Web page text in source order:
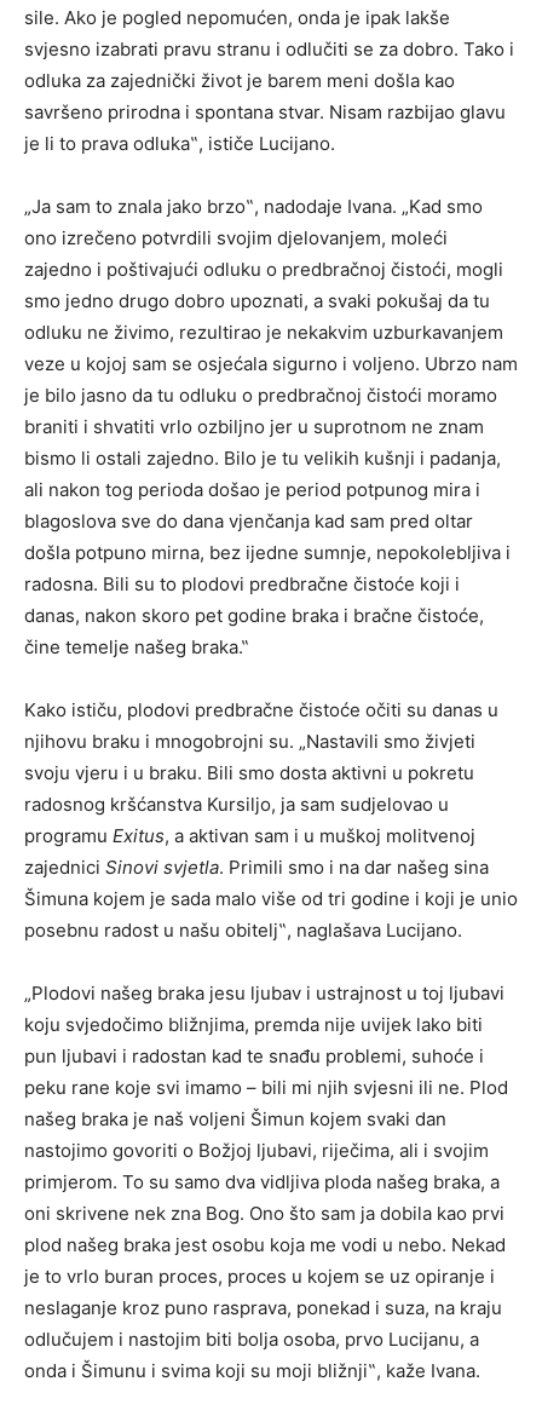
sile. Ako je pogled nepomućen, onda je ipak lakše
svjesno izabrati pravu stranu i odlučiti se za dobro. Tako i
odluka za zajednički život je barem meni došla kao
savršeno prirodna i spontana stvar. Nisam razbijao glavu
je li to prava odluka‟, ističe Lucijano.
„Ja sam to znala jako brzo‟, nadodaje Ivana. „Kad smo
ono izrečeno potvrdili svojim djelovanjem, moleći
zajedno i poštivajući odluku o predbračnoj čistoći, mogli
smo jedno drugo dobro upoznati, a svaki pokušaj da tu
odluku ne živimo, rezultirao je nekakvim uzburkavanjem
veze u kojoj sam se osjećala sigurno i voljeno. Ubrzo nam
je bilo jasno da tu odluku o predbračnoj čistoći moramo
braniti i shvatiti vrlo ozbiljno jer u suprotnom ne znam
bismo li ostali zajedno. Bilo je tu velikih kušnji i padanja,
ali nakon tog perioda došao je period potpunog mira i
blagoslova sve do dana vjenčanja kad sam pred oltar
došla potpuno mirna, bez ijedne sumnje, nepokolebljiva i
radosna. Bili su to plodovi predbračne čistoće koji i
danas, nakon skoro pet godine braka i bračne čistoće,
čine temelje našeg braka.‟
Kako ističu, plodovi predbračne čistoće očiti su danas u
njihovu braku i mnogobrojni su. „Nastavili smo živjeti
svoju vjeru i u braku. Bili smo dosta aktivni u pokretu
radosnog kršćanstva Kursiljo, ja sam sudjelovao u
programu Exitus, a aktivan sam i u muškoj molitvenoj
zajednici Sinovi svjetla. Primili smo i na dar našeg sina
Šimuna kojem je sada malo više od tri godine i koji je unio
posebnu radost u našu obitelj‟, naglašava Lucijano.
„Plodovi našeg braka jesu ljubav i ustrajnost u toj ljubavi
koju svjedočimo bližnjima, premda nije uvijek lako biti
pun ljubavi i radostan kad te snađu problemi, suhoće i
peku rane koje svi imamo – bili mi njih svjesni ili ne. Plod
našeg braka je naš voljeni Šimun kojem svaki dan
nastojimo govoriti o Božjoj ljubavi, riječima, ali i svojim
primjerom. To su samo dva vidljiva ploda našeg braka, a
oni skrivene nek zna Bog. Ono što sam ja dobila kao prvi
plod našeg braka jest osobu koja me vodi u nebo. Nekad
je to vrlo buran proces, proces u kojem se uz opiranje i
neslaganje kroz puno rasprava, ponekad i suza, na kraju
odlučujem i nastojim biti bolja osoba, prvo Lucijanu, a
onda i Šimunu i svima koji su moji bližnji‟, kaže Ivana.